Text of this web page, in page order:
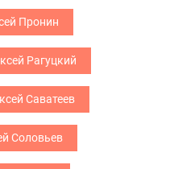
Пронин
Рагуцкий
Саватеев
Соловьев